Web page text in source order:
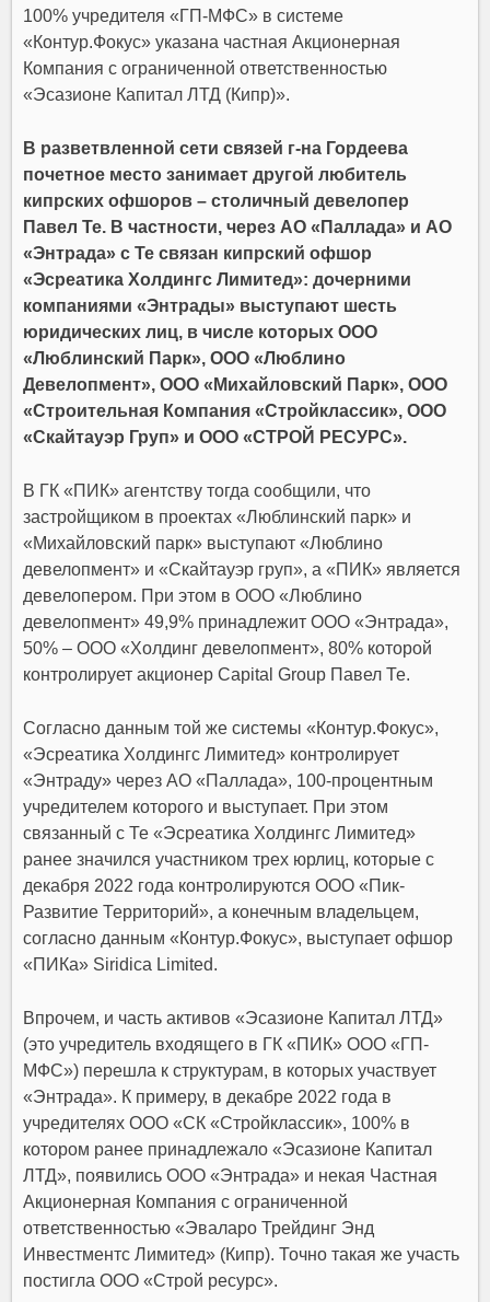
100% учредителя «ГП-МФС» в системе
«Контур.Фокус» указана частная Акционерная
Компания с ограниченной ответственностью
«Эсазионе Капитал ЛТД (Кипр)».
В разветвленной сети связей г-на Гордеева
почетное место занимает другой любитель
кипрских офшоров – столичный девелопер
Павел Те. В частности, через АО «Паллада» и АО
«Энтрада» с Те связан кипрский офшор
«Эсреатика Холдингс Лимитед»: дочерними
компаниями «Энтрады» выступают шесть
юридических лиц, в числе которых ООО
«Люблинский Парк», ООО «Люблино
Девелопмент», ООО «Михайловский Парк», ООО
«Строительная Компания «Стройклассик», ООО
«Скайтауэр Груп» и ООО «СТРОЙ РЕСУРС».
В ГК «ПИК» агентству тогда сообщили, что
застройщиком в проектах «Люблинский парк» и
«Михайловский парк» выступают «Люблино
девелопмент» и «Скайтауэр груп», а «ПИК» является
девелопером. При этом в ООО «Люблино
девелопмент» 49,9% принадлежит ООО «Энтрада»,
50% – ООО «Холдинг девелопмент», 80% которой
контролирует акционер Capital Group Павел Те.
Согласно данным той же системы «Контур.Фокус»,
«Эсреатика Холдингс Лимитед» контролирует
«Энтраду» через АО «Паллада», 100-процентным
учредителем которого и выступает. При этом
связанный с Те «Эсреатика Холдингс Лимитед»
ранее значился участником трех юрлиц, которые с
декабря 2022 года контролируются ООО «Пик-
Развитие Территорий», а конечным владельцем,
согласно данным «Контур.Фокус», выступает офшор
«ПИКа» Siridica Limited.
Впрочем, и часть активов «Эсазионе Капитал ЛТД»
(это учредитель входящего в ГК «ПИК» ООО «ГП-
МФС») перешла к структурам, в которых участвует
«Энтрада». К примеру, в декабре 2022 года в
учредителях ООО «СК «Стройклассик», 100% в
котором ранее принадлежало «Эсазионе Капитал
ЛТД», появились ООО «Энтрада» и некая Частная
Акционерная Компания с ограниченной
ответственностью «Эваларо Трейдинг Энд
Инвестментс Лимитед» (Кипр). Точно такая же участь
постигла ООО «Строй ресурс».